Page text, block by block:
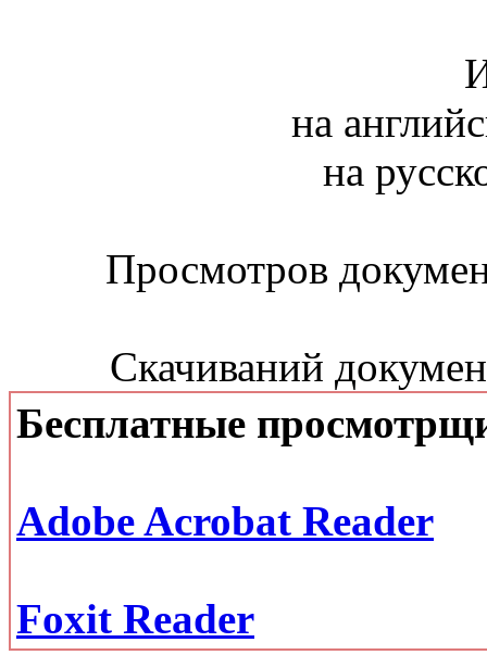
на
на
Просмотров
Скачиваний
Бесплатные
Adobe Acrobat Reader
Foxit Reader